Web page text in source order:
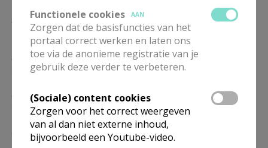
14/02
10.30 Eucharistie
21/02
10.30 Eucharistie
28/02
10.30 Eucharistie
07/03
10.30 Eucharistie
Functionele cookies
AAN
Zorgen dat de basisfuncties van het
portaal correct werken en laten ons
toe via de anonieme registratie van je
gebruik deze verder te verbeteren.
(Sociale) content cookies
Zorgen voor het correct weergeven
van al dan niet externe inhoud,
bijvoorbeeld een Youtube-video.